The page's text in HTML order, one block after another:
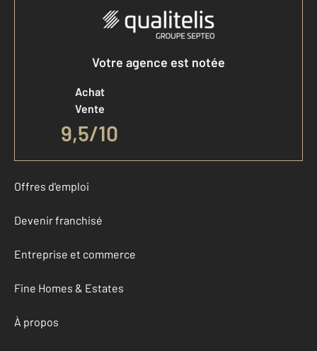
Votre agence est notée
Achat
Vente
9,5/10
Offres d'emploi
Devenir franchisé
Entreprise et commerce
Fine Homes & Estates
À propos